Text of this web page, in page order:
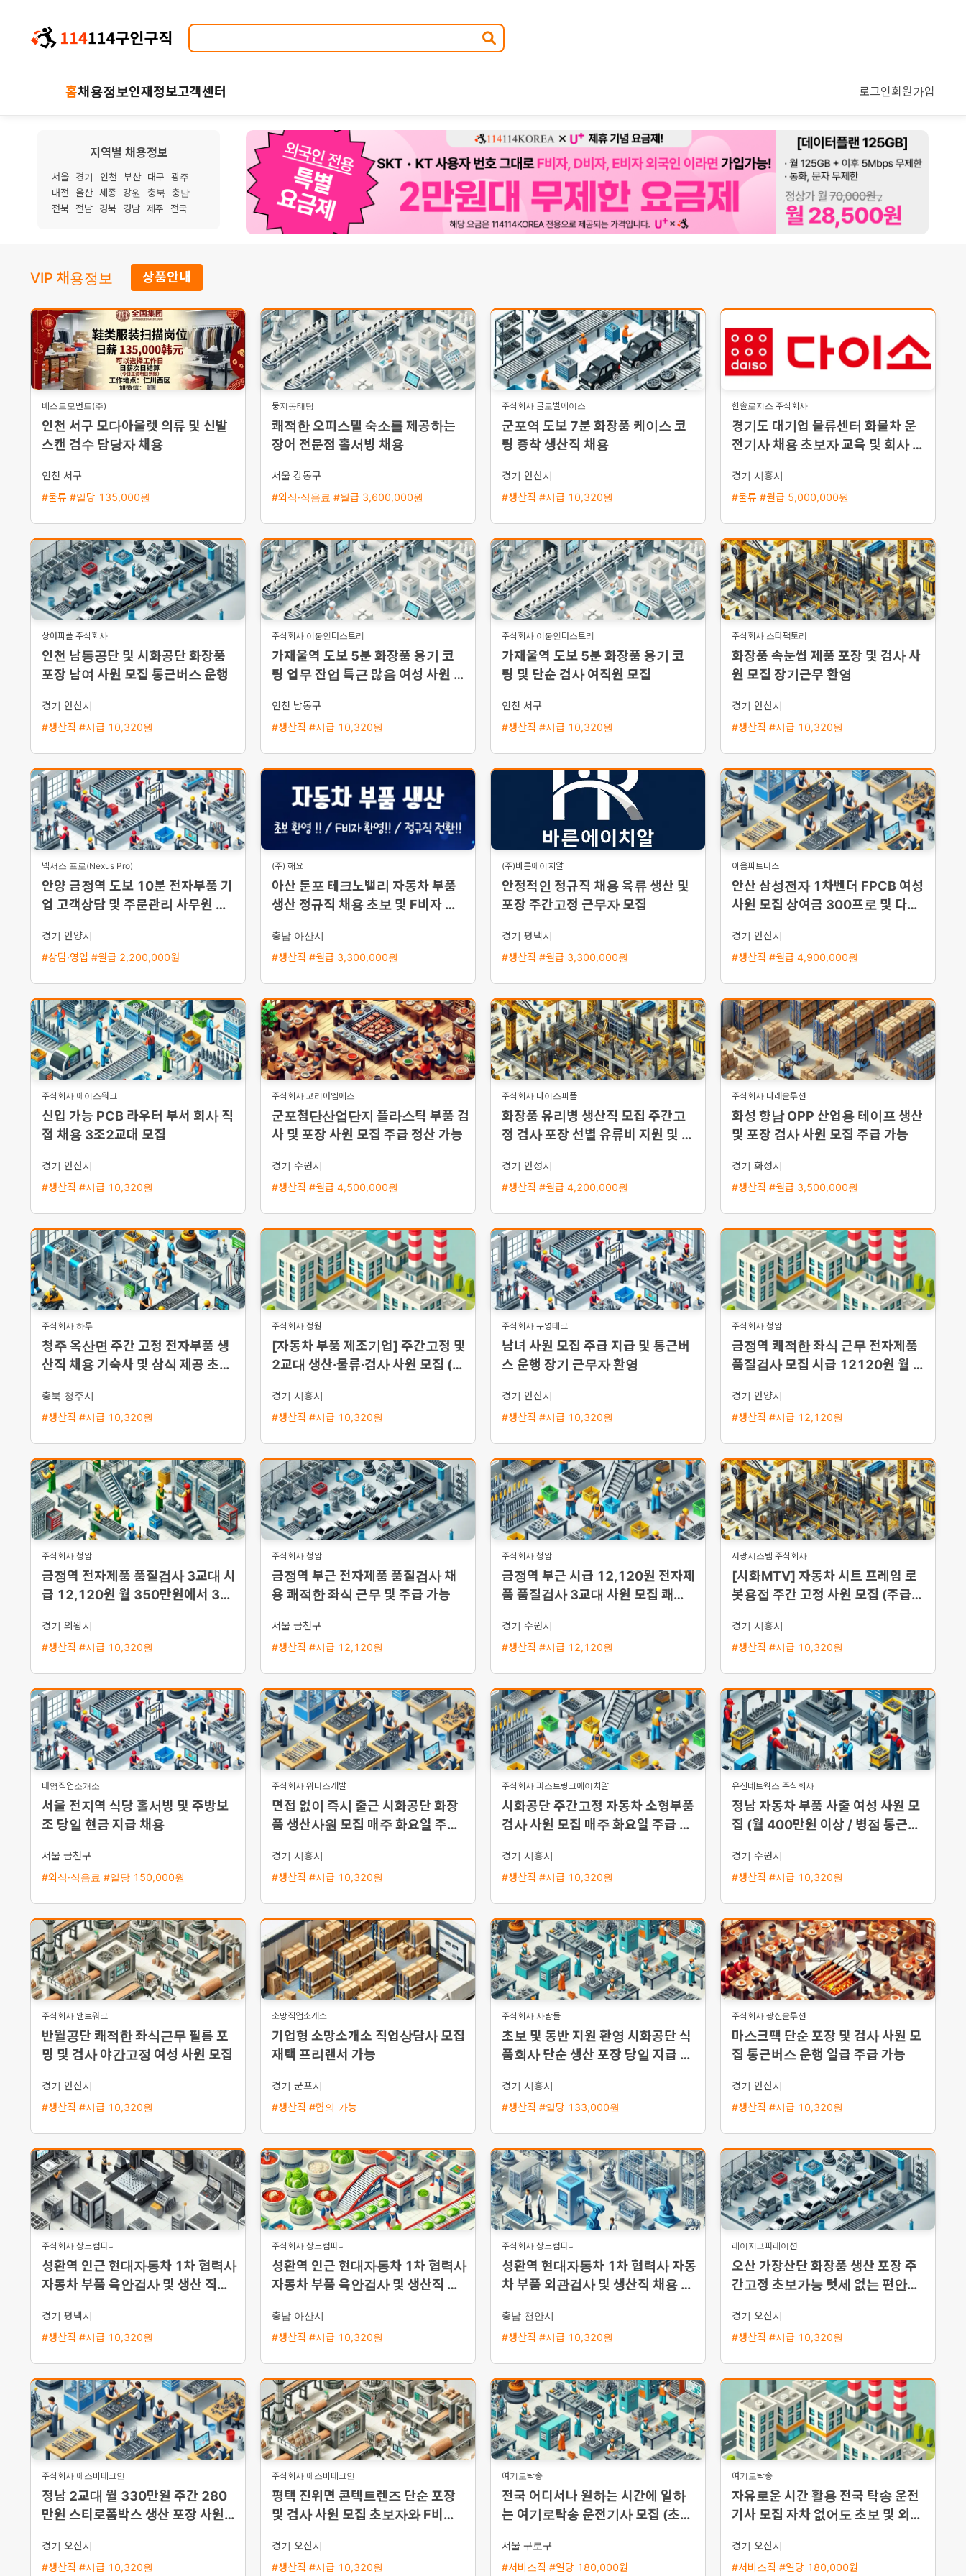
홈채용정보인재정보고객센터 로그인회원가입
지역별 채용정보
서울 경기 인천 부산 대구
광주
대전
울산 세종 강원 충북
충남
전북
전남 경북 경남 제주 전국
VIP 채용정보 상품안내
베스트모먼트(주)
인천 서구 모다아울렛 의류 및 신발
스캔 검수 담당자 채용
인천 서구
#물류 #일당 135,000원
둥지동태탕
쾌적한 오피스텔 숙소를 제공하는
장어 전문점 홀서빙 채용
서울 강동구
#외식·식음료 #월급 3,600,000원
주식회사 글로벌에이스
군포역 도보 7분 화장품 케이스 코
팅 증착 생산직 채용
경기 안산시
#생산직 #시급 10,320원
한솔로지스 주식회사
경기도 대기업 물류센터 화물차 운
전기사 채용 초보자 교육 및 회사 차
경기 시흥시
#물류 #월급 5,000,000원
상아피플 주식회사
인천 남동공단 및 시화공단 화장품
포장 남여 사원 모집 통근버스 운행
경기 안산시
#생산직 #시급 10,320원
주식회사 이룸인더스트리
가재울역 도보 5분 화장품 용기 코
팅 업무 잔업 특근 많음 여성 사원 모
인천 남동구
#생산직 #시급 10,320원
주식회사 이룸인더스트리
가재울역 도보 5분 화장품 용기 코
팅 및 단순 검사 여직원 모집
인천 서구
#생산직 #시급 10,320원
주식회사 스타팩토리
화장품 속눈썹 제품 포장 및 검사 사
원 모집 장기근무 환영
경기 안산시
#생산직 #시급 10,320원
넥서스 프로(Nexus Pro)
안양 금정역 도보 10분 전자부품 기
업 고객상담 및 주문관리 사무원 채
경기 안양시
#상담·영업 #월급 2,200,000원
(주) 해요
아산 둔포 테크노밸리 자동차 부품
생산 정규직 채용 초보 및 F비자 환
충남 아산시
#생산직 #월급 3,300,000원
(주)바른에이치알
안정적인 정규직 채용 육류 생산 및
포장 주간고정 근무자 모집
경기 평택시
#생산직 #월급 3,300,000원
이음파트너스
안산 삼성전자 1차벤더 FPCB 여성
사원 모집 상여금 300프로 및 다양
경기 안산시
#생산직 #월급 4,900,000원
주식회사 에이스워크
신입 가능 PCB 라우터 부서 회사 직
접 채용 3조2교대 모집
경기 안산시
#생산직 #시급 10,320원
주식회사 코리아엠에스
군포첨단산업단지 플라스틱 부품 검
사 및 포장 사원 모집 주급 정산 가능
경기 수원시
#생산직 #월급 4,500,000원
주식회사 나이스피플
화장품 유리병 생산직 모집 주간고
정 검사 포장 선별 유류비 지원 및 동
경기 안성시
#생산직 #월급 4,200,000원
주식회사 나래솔루션
화성 향남 OPP 산업용 테이프 생산
및 포장 검사 사원 모집 주급 가능
경기 화성시
#생산직 #월급 3,500,000원
주식회사 하루
청주 옥산면 주간 고정 전자부품 생
산직 채용 기숙사 및 삼식 제공 초보
충북 청주시
#생산직 #시급 10,320원
주식회사 정원
[자동차 부품 제조기업] 주간고정 및
2교대 생산·물류·검사 사원 모집 (초
경기 시흥시
#생산직 #시급 10,320원
주식회사 두영테크
남녀 사원 모집 주급 지급 및 통근버
스 운행 장기 근무자 환영
경기 안산시
#생산직 #시급 10,320원
주식회사 청암
금정역 쾌적한 좌식 근무 전자제품
품질검사 모집 시급 12120원 월 3
경기 안양시
#생산직 #시급 12,120원
주식회사 청암
금정역 전자제품 품질검사 3교대 시
급 12,120원 월 350만원에서 38
경기 의왕시
#생산직 #시급 10,320원
주식회사 청암
금정역 부근 전자제품 품질검사 채
용 쾌적한 좌식 근무 및 주급 가능
서울 금천구
#생산직 #시급 12,120원
주식회사 청암
금정역 부근 시급 12,120원 전자제
품 품질검사 3교대 사원 모집 쾌적
경기 수원시
#생산직 #시급 12,120원
서광시스템 주식회사
[시화MTV] 자동차 시트 프레임 로
봇용접 주간 고정 사원 모집 (주급
경기 시흥시
#생산직 #시급 10,320원
태영직업소개소
서울 전지역 식당 홀서빙 및 주방보
조 당일 현금 지급 채용
서울 금천구
#외식·식음료 #일당 150,000원
주식회사 위너스개발
면접 없이 즉시 출근 시화공단 화장
품 생산사원 모집 매주 화요일 주급
경기 시흥시
#생산직 #시급 10,320원
주식회사 퍼스트링크에이치알
시화공단 주간고정 자동차 소형부품
검사 사원 모집 매주 화요일 주급 지
경기 시흥시
#생산직 #시급 10,320원
유진네트웍스 주식회사
정남 자동차 부품 사출 여성 사원 모
집 (월 400만원 이상 / 병점 통근버
경기 수원시
#생산직 #시급 10,320원
주식회사 앤트워크
반월공단 쾌적한 좌식근무 필름 포
밍 및 검사 야간고정 여성 사원 모집
경기 안산시
#생산직 #시급 10,320원
소망직업소개소
기업형 소망소개소 직업상담사 모집
재택 프리랜서 가능
경기 군포시
#생산직 #협의 가능
주식회사 사람들
초보 및 동반 지원 환영 시화공단 식
품회사 단순 생산 포장 당일 지급 가
경기 시흥시
#생산직 #일당 133,000원
주식회사 광진솔루션
마스크팩 단순 포장 및 검사 사원 모
집 통근버스 운행 일급 주급 가능
경기 안산시
#생산직 #시급 10,320원
주식회사 상도컴퍼니
성환역 인근 현대자동차 1차 협력사
자동차 부품 육안검사 및 생산 직원
경기 평택시
#생산직 #시급 10,320원
주식회사 상도컴퍼니
성환역 인근 현대자동차 1차 협력사
자동차 부품 육안검사 및 생산직 모
충남 아산시
#생산직 #시급 10,320원
주식회사 상도컴퍼니
성환역 현대자동차 1차 협력사 자동
차 부품 외관검사 및 생산직 채용 통
충남 천안시
#생산직 #시급 10,320원
레이지코퍼레이션
오산 가장산단 화장품 생산 포장 주
간고정 초보가능 텃세 없는 편안한
경기 오산시
#생산직 #시급 10,320원
주식회사 에스비테크인
정남 2교대 월 330만원 주간 280
만원 스티로폼박스 생산 포장 사원
경기 오산시
#생산직 #시급 10,320원
주식회사 에스비테크인
평택 진위면 콘텍트렌즈 단순 포장
및 검사 사원 모집 초보자와 F비자
경기 오산시
#생산직 #시급 10,320원
여기로탁송
전국 어디서나 원하는 시간에 일하
는 여기로탁송 운전기사 모집 (초보
서울 구로구
#서비스직 #일당 180,000원
여기로탁송
자유로운 시간 활용 전국 탁송 운전
기사 모집 자차 없어도 초보 및 외국
경기 오산시
#서비스직 #일당 180,000원